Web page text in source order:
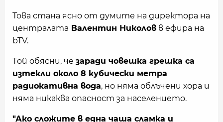
Това стана ясно от думите на директора на
централата Валентин Николов в ефира на
bTV.
Tой обясни, че заради човешка грешка са
изтекли около 8 кубически метра
радиокативна вода, но няма облъчени хора и
няма никаква опасност за населението.
"Ако сложите в една чаша сламка и